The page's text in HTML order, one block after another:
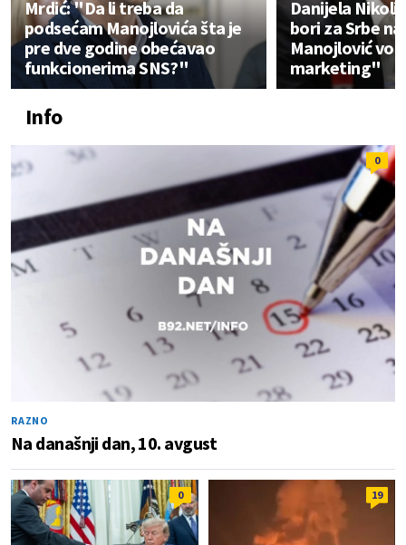
Mrdić: "Da li treba da
podsećam Manojlovića šta je
pre dve godine obećavao
funkcionerima SNS?"
Danijela
bori za Srbe
Manojlović
marketing"
Info
0
RAZNO
Na današnji dan, 10. avgust
0 19